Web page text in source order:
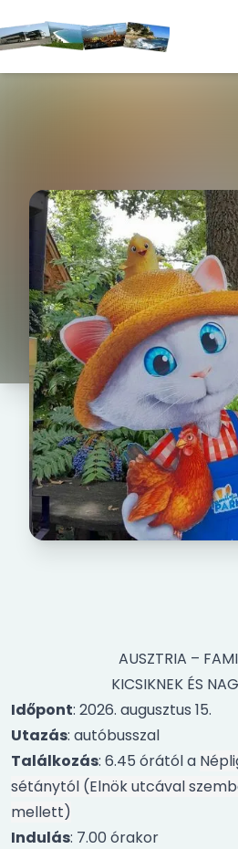
AUSZTRIA –
KICSIKNEK ÉS
Időpont: 2026. augusztus 15.
Utazás: autóbusszal
Találkozás: 6.45 órától a
sétánytól (Elnök utcával
mellett)
Indulás: 7.00 órakor